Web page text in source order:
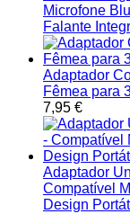
Microfone
Falante
Adaptador
Fêmea para
7,95 €
Adaptador
Compatível
Design